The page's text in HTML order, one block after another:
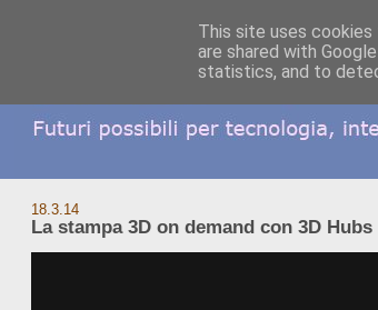
18.3.14
La stampa 3D on demand con 3D Hubs
This site uses
are shared with
statistics, and to